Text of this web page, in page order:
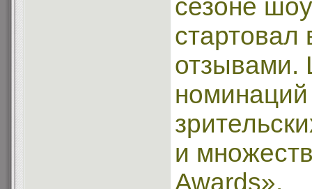
сезоне
стартовал
отзывами.
и
Awards».